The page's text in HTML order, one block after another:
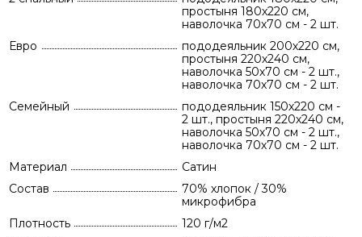
простыня 180х220 см,
наволочка 70х70 см - 2 шт.
Евро
пододеяльник 200х220 см,
простыня 220х240 см,
наволочка 50х70 см - 2 шт.,
наволочка 70х70 см - 2 шт.
Семейный
пододеяльник 150х220 см -
2 шт., простыня 220х240 см,
наволочка 50х70 см - 2 шт.,
наволочка 70х70 см - 2 шт.
Материал
Сатин
Состав
70% хлопок / 30%
микрофибра
Плотность
120 г/м2